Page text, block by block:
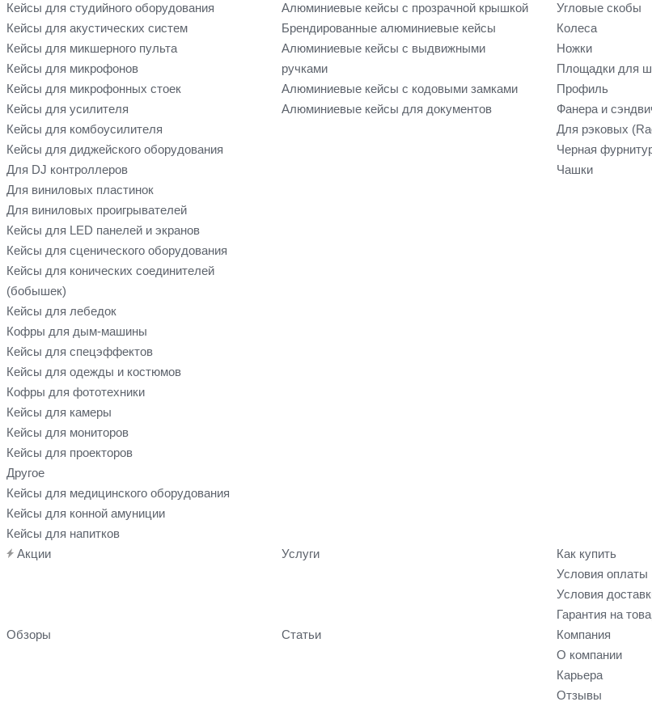
Кейсы для студийного оборудования
Кейсы для акустических систем
Кейсы для микшерного пульта
Кейсы для микрофонов
Кейсы для микрофонных стоек
Кейсы для усилителя
Кейсы для комбоусилителя
Кейсы для диджейского оборудования
Для DJ контроллеров
Для виниловых пластинок
Для виниловых проигрывателей
Кейсы для LED панелей и экранов
Кейсы для сценического оборудования
Кейсы для конических соединителей
(бобышек)
Кейсы для лебедок
Кофры для дым-машины
Кейсы для спецэффектов
Кейсы для одежды и костюмов
Кофры для фототехники
Кейсы для камеры
Кейсы для мониторов
Кейсы для проекторов
Другое
Кейсы для медицинского оборудования
Кейсы для конной амуниции
Кейсы для напитков
Алюминиевые кейсы с прозрачной крышкой
Брендированные алюминиевые кейсы
Алюминиевые кейсы с выдвижными
ручками
Алюминиевые кейсы с кодовыми замками
Алюминиевые кейсы для документов
Угловые скобы
Колеса
Ножки
Площадки для
Профиль
Фанера и
Для рэковых
Черная
Чашки
Акции Услуги
Как купить
Условия оплаты
Условия
Гарантия на
Обзоры
Статьи
Компания
О компании
Карьера
Отзывы